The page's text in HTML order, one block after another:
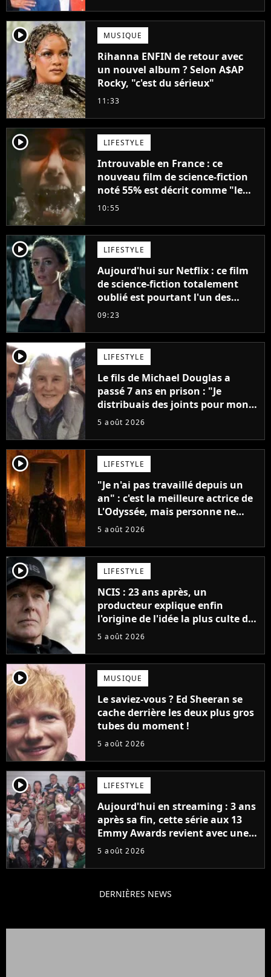
player2 MUSIQUE
Rihanna ENFIN de retour avec
un nouvel album ? Selon A$AP
Rocky, "c'est du sérieux"
11:33
player2 LIFESTYLE
Introuvable en France : ce
nouveau film de science-fiction
noté 55% est décrit comme "le
plus stupide de l'année"
10:55
player2 LIFESTYLE
Aujourd'hui sur Netflix : ce film
de science-fiction totalement
oublié est pourtant l'un des
meilleurs des années 2010
09:23
player2 LIFESTYLE
Le fils de Michael Douglas a
passé 7 ans en prison : "Je
distribuais des joints pour mon
père"
5 août 2026
player2 LIFESTYLE
"Je n'ai pas travaillé depuis un
an" : c'est la meilleure actrice de
L'Odyssée, mais personne ne
veut lui donner de rôle au
5 août 2026
player2 LIFESTYLE
NCIS : 23 ans après, un
producteur explique enfin
l'origine de l'idée la plus culte de
la série (et on ne parle pas du
5 août 2026
player2 MUSIQUE
Le saviez-vous ? Ed Sheeran se
cache derrière les deux plus gros
tubes du moment !
5 août 2026
player2 LIFESTYLE
Aujourd'hui en streaming : 3 ans
après sa fin, cette série aux 13
Emmy Awards revient avec une
suite... totalement différente
5 août 2026
DERNIÈRES NEWS